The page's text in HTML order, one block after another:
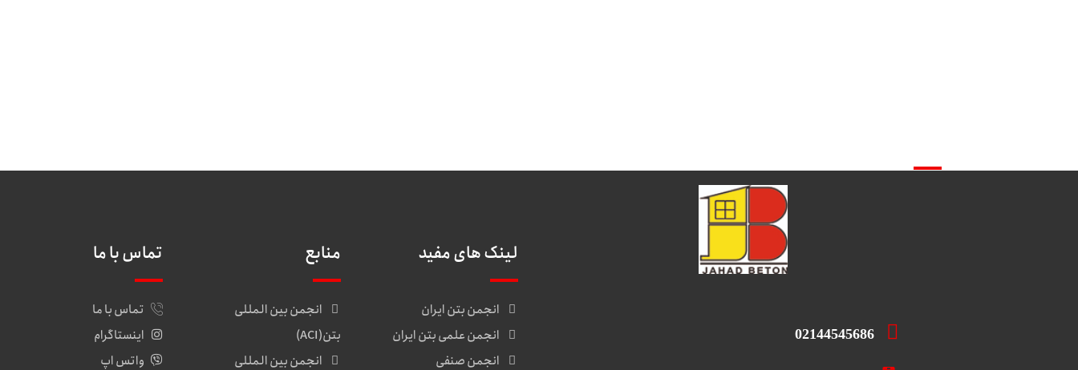
02144545686
لینک های مفید
انجمن بتن ایران
انجمن علمی بتن ایران
انجمن صنفی
منابع
انجمن بین المللی
بتن(ACI)
انجمن بین المللی
تماس با ما
تماس با ما
اینستاگرام
واتس اپ